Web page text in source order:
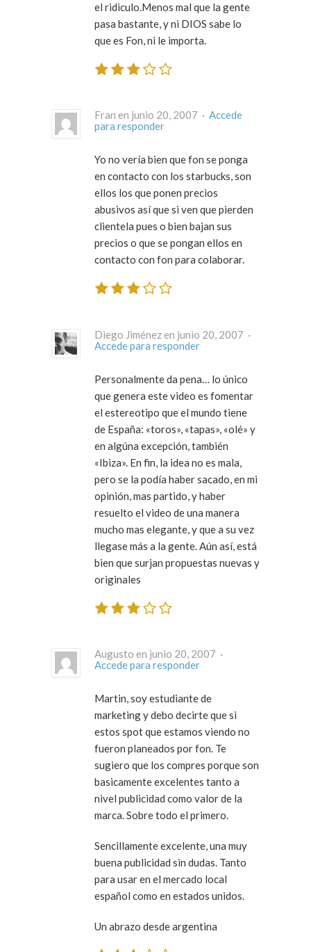
el ridiculo.Menos mal que la gente
pasa bastante, y ni DIOS sabe lo
que es Fon, ni le importa.
Fran en junio 20, 2007 · Accede
para responder
Yo no vería bien que fon se ponga
en contacto con los starbucks, son
ellos los que ponen precios
abusivos así que si ven que pierden
clientela pues o bien bajan sus
precios o que se pongan ellos en
contacto con fon para colaborar.
Diego Jiménez en junio 20, 2007 ·
Accede para responder
Personalmente da pena… lo único
que genera este video es fomentar
el estereotipo que el mundo tiene
de España: «toros», «tapas», «olé» y
en algúna excepción, también
«Ibiza». En fin, la idea no es mala,
pero se la podía haber sacado, en mi
opinión, mas partido, y haber
resuelto el video de una manera
mucho mas elegante, y que a su vez
llegase más a la gente. Aún así, está
bien que surjan propuestas nuevas y
originales
Augusto en junio 20, 2007 ·
Accede para responder
Martin, soy estudiante de
marketing y debo decirte que si
estos spot que estamos viendo no
fueron planeados por fon. Te
sugiero que los compres porque son
basicamente excelentes tanto a
nivel publicidad como valor de la
marca. Sobre todo el primero.
Sencillamente excelente, una muy
buena publicidad sin dudas. Tanto
para usar en el mercado local
español como en estados unidos.
Un abrazo desde argentina